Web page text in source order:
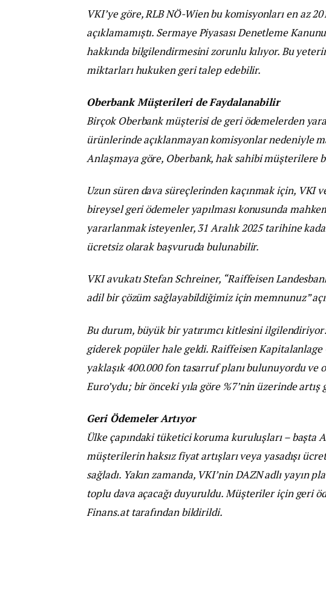
VKI’ye göre, RLB NÖ-Wien bu komisyonları en az
açıklamamıştı. Sermaye Piyasası Denetleme
hakkında bilgilendirmesini zorunlu kılıyor. Bu
miktarları hukuken geri talep edebilir.
Oberbank Müşterileri de Faydalanabilir
Birçok Oberbank müşterisi de geri ödemelerden
ürünlerinde açıklanmayan komisyonlar nedeniyle
Anlaşmaya göre, Oberbank, hak sahibi müşterilere
Uzun süren dava süreçlerinden kaçınmak için, VKI
bireysel geri ödemeler yapılması konusunda
yararlanmak isteyenler, 31 Aralık 2025 tarihine
ücretsiz olarak başvuruda bulunabilir.
VKI avukatı Stefan Schreiner, “Raiffeisen
adil bir çözüm sağlayabildiğimiz için memnunuz”
Bu durum, büyük bir yatırımcı kitlesini
giderek popüler hale geldi. Raiffeisen Kapitalanlage
yaklaşık 400.000 fon tasarruf planı bulunuyordu ve
Euro’ydu; bir önceki yıla göre %7’nin üzerinde artış
Geri Ödemeler Artıyor
Ülke çapındaki tüketici koruma kuruluşları – başta
müşterilerin haksız fiyat artışları veya yasadışı
sağladı. Yakın zamanda, VKI’nin DAZN adlı yayın
toplu dava açacağı duyuruldu. Müşteriler için geri
Finans.at tarafından bildirildi.